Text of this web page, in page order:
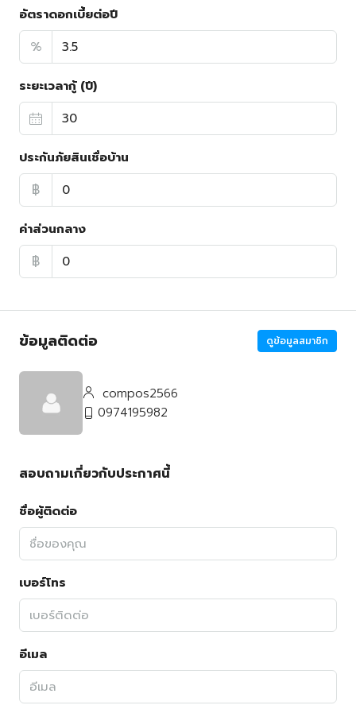
อัตราดอกเบี้ยต่อปี
%
ระยะเวลากู้ (ปี)
ประกันภัยสินเชื่อบ้าน
฿
ค่าส่วนกลาง
฿
ข้อมูลติดต่อ ดูข้อมูลสมาชิก
compos2566
0974195982
สอบถามเกี่ยวกับประกาศนี้
ชื่อผู้ติดต่อ
เบอร์โทร
อีเมล